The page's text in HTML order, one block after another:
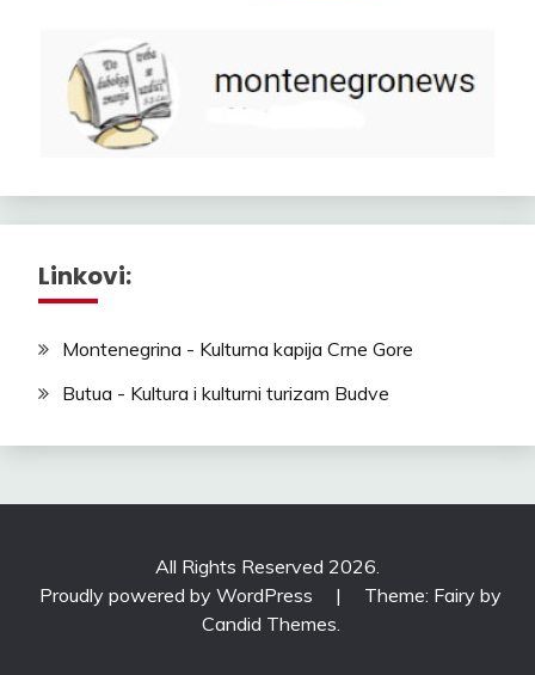
Linkovi:
Montenegrina - Kulturna kapija Crne Gore
Butua - Kultura i kulturni turizam Budve
All Rights Reserved 2026.
Proudly powered by WordPress
|
Theme: Fairy by
Candid Themes